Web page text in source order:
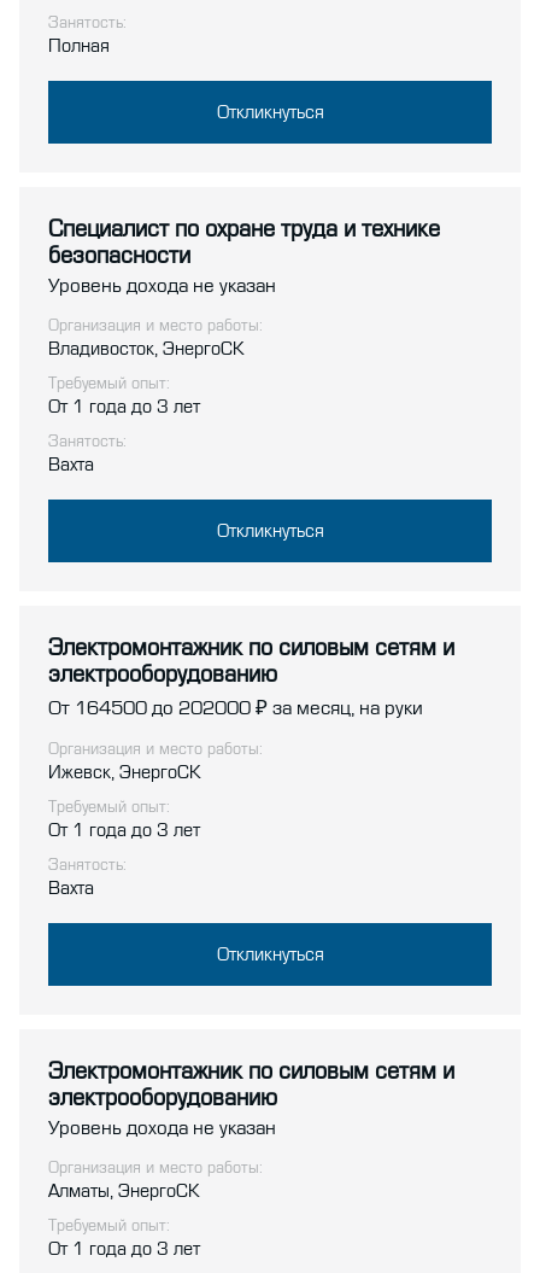
Занятость:
Полная
Откликнуться
Специалист по охране труда и технике
безопасности
Уровень дохода не указан
Организация и место работы:
Владивосток, ЭнергоСК
Требуемый опыт:
От 1 года до 3 лет
Занятость:
Вахта
Откликнуться
Электромонтажник по силовым сетям и
электрооборудованию
От 164500 до 202000 за месяц, на руки
Организация и место работы:
Ижевск, ЭнергоСК
Требуемый опыт:
От 1 года до 3 лет
Занятость:
Вахта
Откликнуться
Электромонтажник по силовым сетям и
электрооборудованию
Уровень дохода не указан
Организация и место работы:
Алматы, ЭнергоСК
Требуемый опыт:
От 1 года до 3 лет